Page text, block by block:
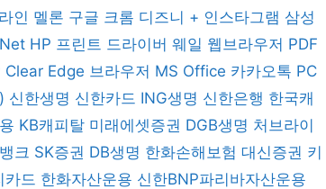
라인 멜론 구글 크롬 디즈니 + 인스타그램 삼성
HP 프린트 드라이버 웨일 웹브라우저 PDF
Clear Edge 브라우저 MS Office 카카오톡 PC
신한생명 신한카드 ING생명 신한은행 한국캐
KB캐피탈 미래에셋증권 DGB생명 처브라이
크 SK증권 DB생명 한화손해보험 대신증권 키
카드 한화자산운용 신한BNP파리바자산운용